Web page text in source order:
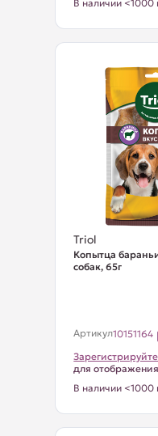
В наличии <1000
Triol
Копытца
собак, 65г
Артикул10151164
для
В наличии <1000